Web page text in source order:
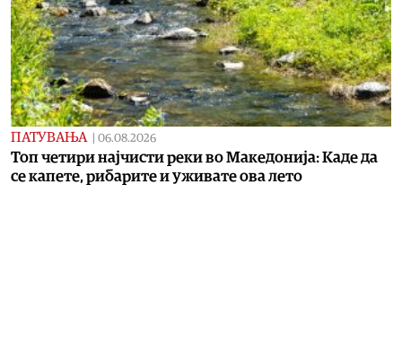
ПАТУВАЊА 06.08.2026
Топ четири најчисти реки во Македонија: Каде да
се капете, рибарите и уживате ова лето